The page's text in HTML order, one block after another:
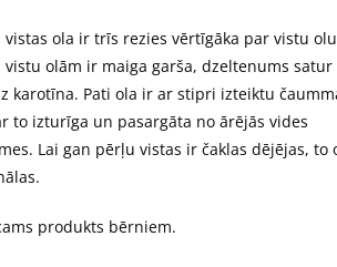
vistas ola ir trīs rezies vērtīgāka par vistu
vistu olām ir maiga garša, dzeltenums satur
karotīna. Pati ola ir ar stipri izteiktu
to izturīga un pasargāta no ārējās vides
Lai gan pērļu vistas ir čaklas dējējas, to
produkts bērniem.